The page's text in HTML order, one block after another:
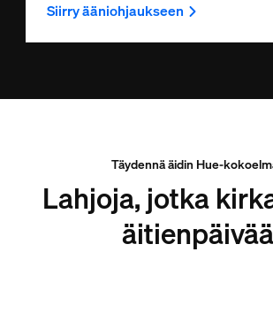
Siirry ääniohjaukseen
Täydennä äidin Hue-
Lahjoja, jotka
äitienpäivää